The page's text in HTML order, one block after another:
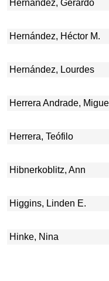
Hernández, Gerardo
Hernández, Héctor M.
Hernández, Lourdes
Herrera Andrade,
Herrera, Teófilo
Hibnerkoblitz, Ann
Higgins, Linden E.
Hinke, Nina